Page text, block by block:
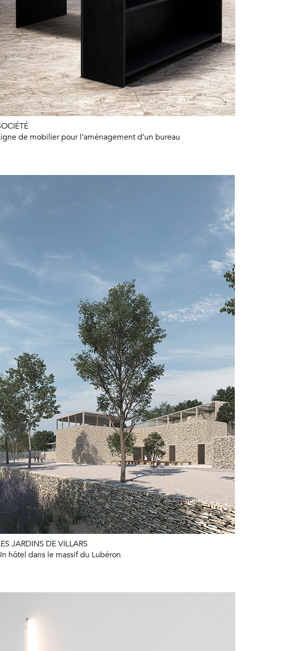
de mobilier pour l’aménagement d’un bureau
JARDINS DE VILLARS
hôtel dans le massif du Lubéron